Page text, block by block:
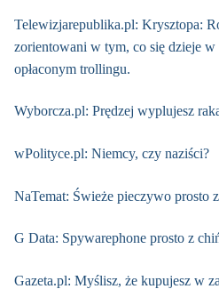
Telewizjarepublika.pl: Krysztopa:
zorientowani w tym, co się dzieje
opłaconym trollingu.
Wyborcza.pl: Prędzej wyplujesz
wPolityce.pl: Niemcy, czy naziści?
NaTemat: Świeże pieczywo prosto
G Data: Spywarephone prosto z
Gazeta.pl: Myślisz, że kupujesz w